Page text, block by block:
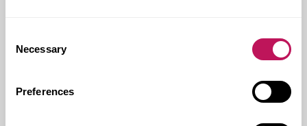
Selection
Necessary
Preferences
befolkningen. Fler som immigrerar till Sverige behöver
brist på vård- och omsorgsutbildade personer.